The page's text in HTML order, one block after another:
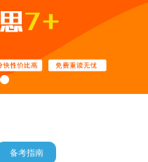
备考指南